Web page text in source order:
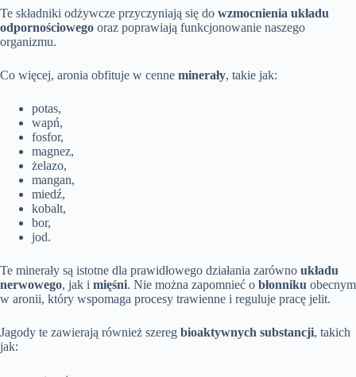
Te składniki odżywcze przyczyniają się do wzmocnienia układu
odpornościowego oraz poprawiają funkcjonowanie naszego
organizmu.
Co więcej, aronia obfituje w cenne minerały, takie jak:
potas,
wapń,
fosfor,
magnez,
żelazo,
mangan,
miedź,
kobalt,
bor,
jod.
Te minerały są istotne dla prawidłowego działania zarówno układu
nerwowego, jak i mięśni. Nie można zapomnieć o błonniku obecnym
w aronii, który wspomaga procesy trawienne i reguluje pracę jelit.
Jagody te zawierają również szereg bioaktywnych substancji, takich
jak: